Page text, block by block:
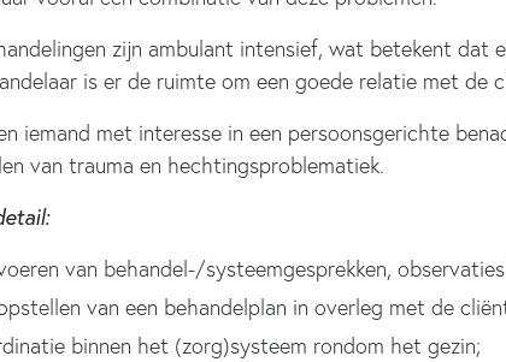
zijn ambulant intensief, wat betekent
is er de ruimte om een goede relatie met
iemand met interesse in een persoonsgerichte
van trauma en hechtingsproblematiek.
van behandel-/systeemgesprekken,
van een behandelplan in overleg met de
binnen het (zorg)systeem rondom het gezin;